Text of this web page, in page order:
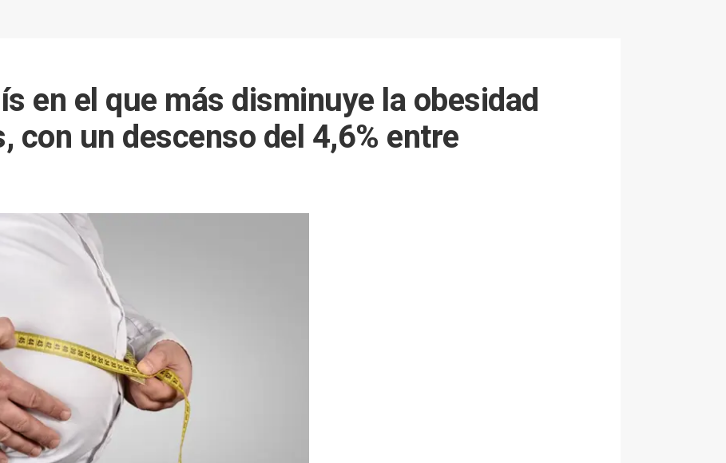
en el que más disminuye la obesidad
con un descenso del 4,6% entre